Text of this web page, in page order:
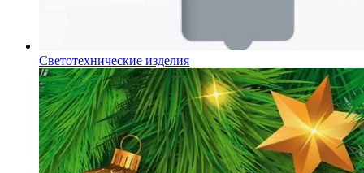
Светотехнические изделия